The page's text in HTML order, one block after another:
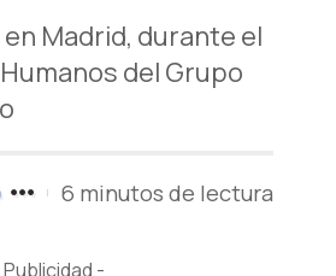
Madrid, durante el
del Grupo
6 minutos de lectura
-